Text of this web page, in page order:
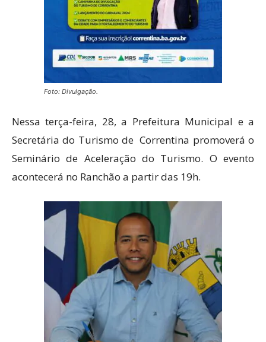
Foto: Divulgação.
Nessa terça-feira, 28, a Prefeitura Municipal e a
Secretária do Turismo de Correntina promoverá o
Seminário de Aceleração do Turismo. O evento
acontecerá no Ranchão a partir das 19h.